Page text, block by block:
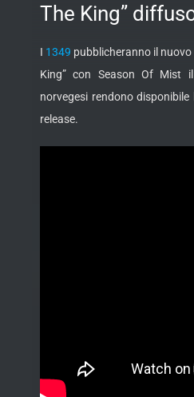
The King”
I 1349 pubblicheranno il nuovo
King” con Season Of Mist
norvegesi rendono
release.